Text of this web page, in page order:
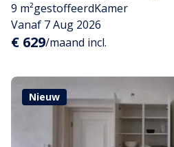
9 m²gestoffeerdKamer
Vanaf 7 Aug 2026
€ 629/maand incl.
Nieuw